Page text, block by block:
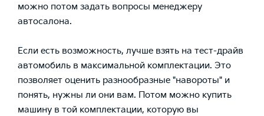
можно потом задать вопросы менеджеру
автосалона.
Если есть возможность, лучше взять на тест-драйв
автомобиль в максимальной комплектации. Это
позволяет оценить разнообразные "навороты" и
понять, нужны ли они вам. Потом можно купить
машину в той комплектации, которую вы